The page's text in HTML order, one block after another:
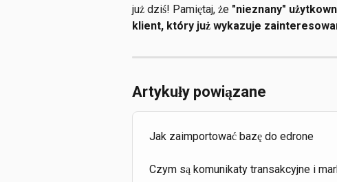
już dziś! Pamiętaj, że "nieznany"
klient, który już wykazuje
Artykuły powiązane
Jak zaimportować bazę do edrone
Czym są komunikaty transakcyjne i